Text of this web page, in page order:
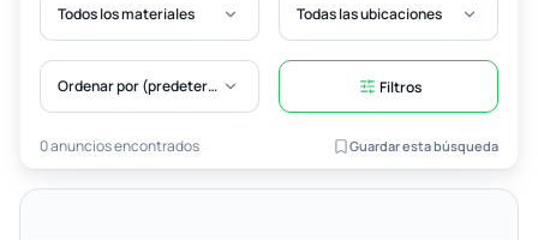
Todos los materiales Todas las ubicaciones
Ordenar por (predeterminado) Filtros
0 anuncios encontrados Guardar esta búsqueda